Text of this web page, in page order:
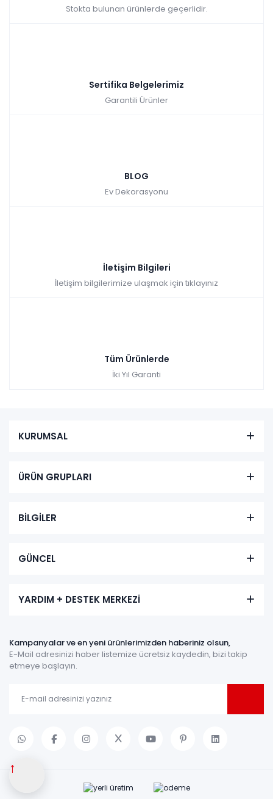
↑
Stokta bulunan ürünlerde geçerlidir.
Sertifika Belgelerimiz
Garantili Ürünler
BLOG
Ev Dekorasyonu
İletişim Bilgileri
İletişim bilgilerimize ulaşmak için tıklayınız
Tüm Ürünlerde
İki Yıl Garanti
KURUMSAL
ÜRÜN GRUPLARI
BİLGİLER
GÜNCEL
YARDIM + DESTEK MERKEZİ
Kampanyalar ve en yeni ürünlerimizden haberiniz olsun,
E-Mail adresinizi haber listemize ücretsiz kaydedin, bizi takip
etmeye başlayın.